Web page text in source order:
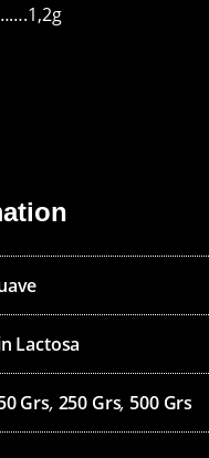
Lactosa
Grs, 250 Grs, 500 Grs